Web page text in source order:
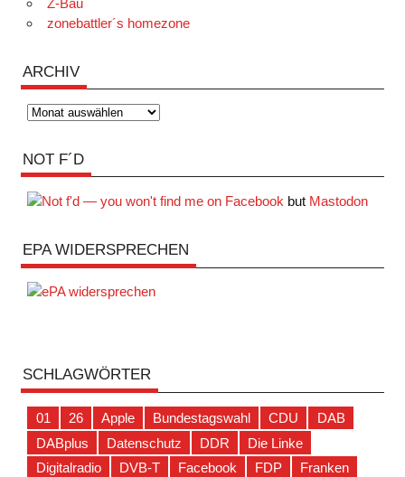
zonebattler´s homezone
ARCHIV
Archiv
NOT F´D
but Mastodon
EPA WIDERSPRECHEN
SCHLAGWÖRTER
01 26 Apple Bundestagswahl CDU
DAB
DABplus
Datenschutz DDR
Die Linke
Digitalradio
DVB-T Facebook FDP
Franken